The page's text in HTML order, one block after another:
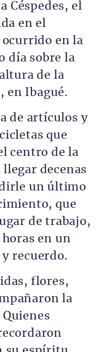
Céspedes, el
en el
en la
día sobre la
de la
en Ibagué.
de artículos y
que
centro de la
decenas
un último
que
de trabajo,
en un
y recuerdo.
flores,
la